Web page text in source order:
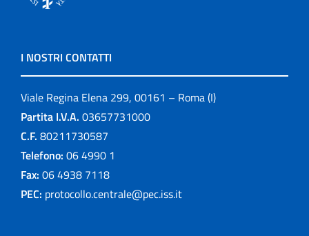
I NOSTRI CONTATTI
Viale Regina Elena 299, 00161 – Roma (I)
Partita I.V.A. 03657731000
C.F. 80211730587
Telefono: 06 4990 1
Fax: 06 4938 7118
PEC: protocollo.centrale@pec.iss.it